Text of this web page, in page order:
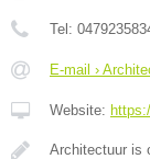
Tel:
E-mail ›
Website:
Architectuur is